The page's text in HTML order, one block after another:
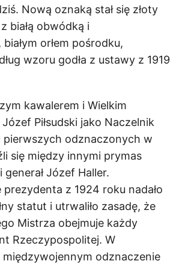
Nową oznaką stał się złoty
białą obwódką i
orłem pośrodku,
wzoru godła z ustawy z 1919
kawalerem i Wielkim
Piłsudski jako Naczelnik
pierwszych odznaczonych w
się między innymi prymas
Józef Haller.
z 1924 roku nadało
statut i utrwaliło zasadę, że
Mistrza obejmuje każdy
Rzeczypospolitej. W
odznaczenie